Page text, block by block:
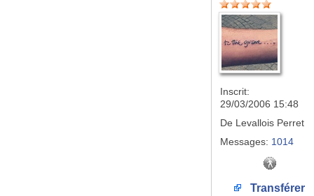
Inscrit:
29/03/2006 15:48
De Levallois Perret
Messages: 1014
Transférer